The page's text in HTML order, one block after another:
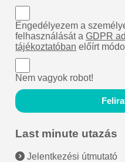
Engedélyezem a
felhasználását aGDPR
tájékoztatóban előírt
Nem vagyok robot!
Last minute utazás
Jelentkezési útmutató